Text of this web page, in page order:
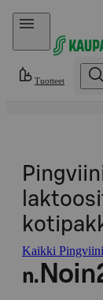
Hyppää sisältöön
Tuotteet
Kaikki
n. Noin